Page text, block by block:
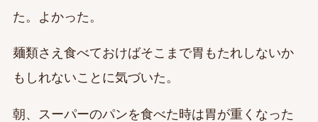
た。よかった。
麺類さえ食べておけばそこまで胃もたれしないか
もしれないことに気づいた。
朝、スーパーのパンを食べた時は胃が重くなった